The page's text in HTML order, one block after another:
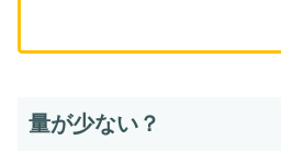
量が少ない？